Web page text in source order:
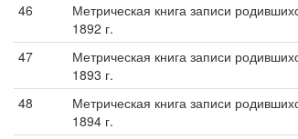
46
Метрическая книга записи
1892 г.
47
Метрическая книга записи
1893 г.
48
Метрическая книга записи
1894 г.